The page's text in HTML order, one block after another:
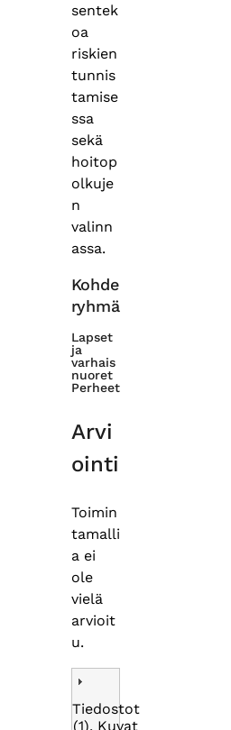
sentek
oa
riskien
tunnis
tamise
ssa
sekä
hoitop
olkuje
n
valinn
assa.
Kohde
ryhmä
Lapset
ja
varhais
nuoret
Perheet
Arvi
ointi
Toimin
tamalli
a ei
ole
vielä
arvioit
u.
Tiedostot
(1), Kuvat